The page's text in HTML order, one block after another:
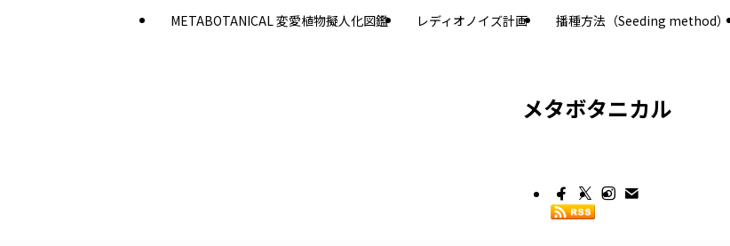
メタボタニカル
METABOTANICAL 変愛植物擬人化図鑑 レディオノイズ計画 播種方法（Seeding method）